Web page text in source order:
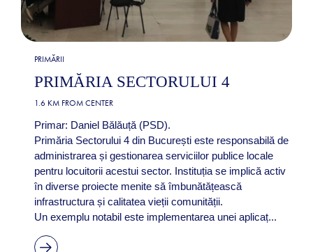
PRIMĂRII
PRIMĂRIA SECTORULUI 4
1.6 KM FROM CENTER
Primar: Daniel Bălăuță (PSD).
Primăria Sectorului 4 din București este responsabilă de
administrarea și gestionarea serviciilor publice locale
pentru locuitorii acestui sector. Instituția se implică activ
în diverse proiecte menite să îmbunătățească
infrastructura și calitatea vieții comunității.
Un exemplu notabil este implementarea unei aplicaț...